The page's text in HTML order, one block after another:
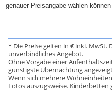
genauer Preisangabe wählen können
* Die Preise gelten in € inkl.
unverbindliches Angebot.
Ohne Vorgabe einer
günstigste Übernachtung
Wenn sich mehrere
Fotos auszugsweise.